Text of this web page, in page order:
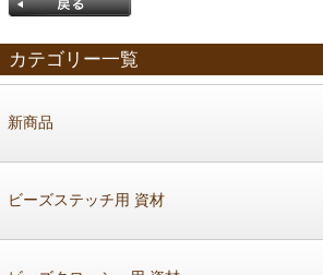
カテゴリー一覧
新商品
ビーズステッチ用 資材